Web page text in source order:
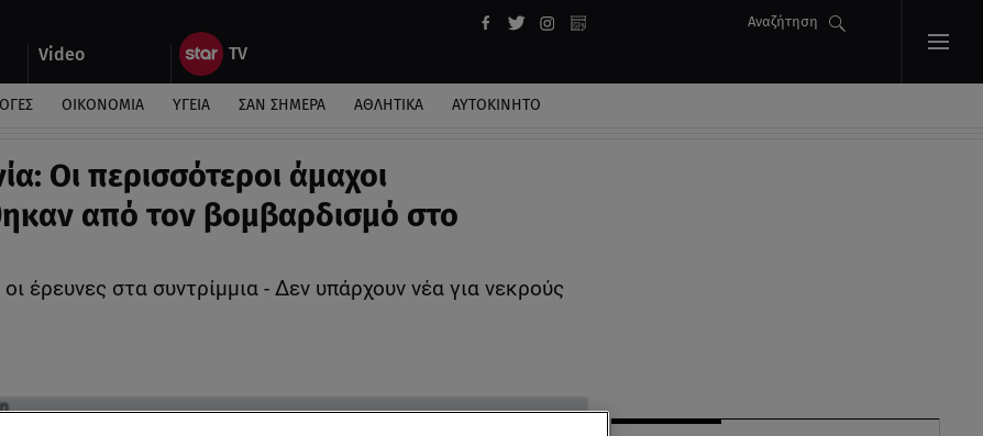
Video
Αναζήτηση
ΟΙΚΟΝΟΜΙΑ ΥΓΕΙΑ ΣΑΝ ΣΗΜΕΡΑ ΑΘΛΗΤΙΚΑ ΑΥΤΟΚΙΝΗΤΟ
Οι περισσότεροι άμαχοι
από τον βομβαρδισμό στο
οι έρευνες στα συντρίμμια - Δεν υπάρχουν νέα για νεκρούς